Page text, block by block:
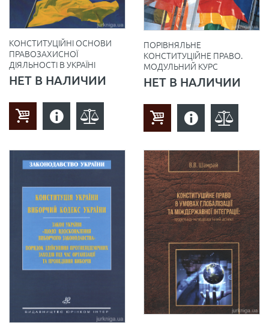
КОНСТИТУЦІЙНІ ОСНОВИ
ПРАВОЗАХИСНОЇ
ДІЯЛЬНОСТІ В УКРАЇНІ
НЕТ В НАЛИЧИИ
ПОРІВНЯЛЬНЕ
КОНСТИТУЦІЙНЕ ПРАВО.
МОДУЛЬНИЙ КУРС
НЕТ В НАЛИЧИИ